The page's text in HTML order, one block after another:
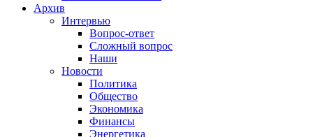
Архив
Интервью
Вопрос-ответ
Сложный вопрос
Наши
Новости
Политика
Общество
Экономика
Финансы
Энергетика